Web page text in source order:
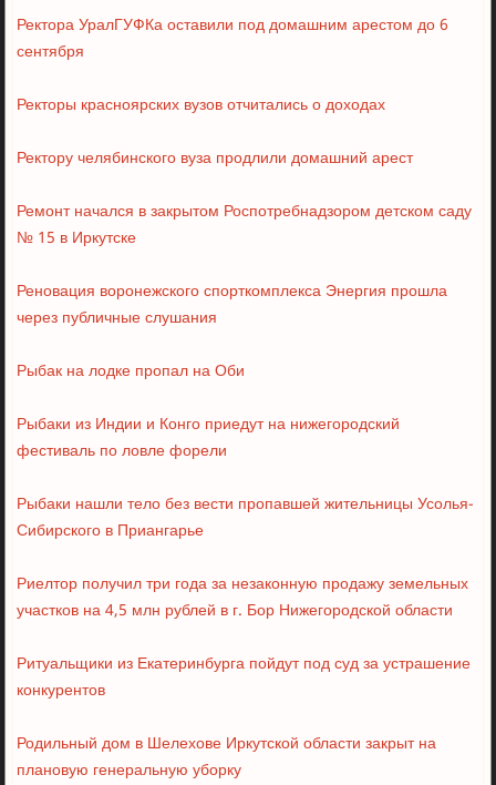
Ректора УралГУФКа оставили под домашним арестом до 6
сентября
Ректоры красноярских вузов отчитались о доходах
Ректору челябинского вуза продлили домашний арест
Ремонт начался в закрытом Роспотребнадзором детском саду
№ 15 в Иркутске
Реновация воронежского спорткомплекса Энергия прошла
через публичные слушания
Рыбак на лодке пропал на Оби
Рыбаки из Индии и Конго приедут на нижегородский
фестиваль по ловле форели
Рыбаки нашли тело без вести пропавшей жительницы Усолья-
Сибирского в Приангарье
Риелтор получил три года за незаконную продажу земельных
участков на 4,5 млн рублей в г. Бор Нижегородской области
Ритуальщики из Екатеринбурга пойдут под суд за устрашение
конкурентов
Родильный дом в Шелехове Иркутской области закрыт на
плановую генеральную уборку